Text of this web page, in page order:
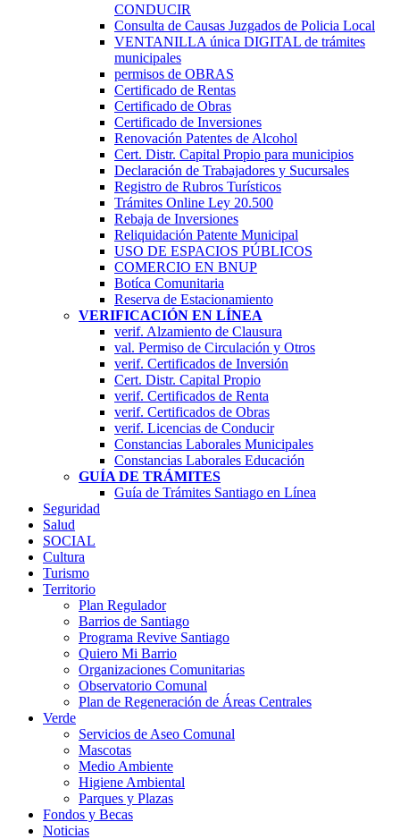
CONDUCIR
Consulta de Causas Juzgados de Policia Local
VENTANILLA única DIGITAL de trámites
municipales
permisos de OBRAS
Certificado de Rentas
Certificado de Obras
Certificado de Inversiones
Renovación Patentes de Alcohol
Cert. Distr. Capital Propio para municipios
Declaración de Trabajadores y Sucursales
Registro de Rubros Turí­sticos
Trámites Online Ley 20.500
Rebaja de Inversiones
Reliquidación Patente Municipal
USO DE ESPACIOS PÚBLICOS
COMERCIO EN BNUP
Botíca Comunitaria
Reserva de Estacionamiento
VERIFICACIÓN EN LÍNEA
verif. Alzamiento de Clausura
val. Permiso de Circulación y Otros
verif. Certificados de Inversión
Cert. Distr. Capital Propio
verif. Certificados de Renta
verif. Certificados de Obras
verif. Licencias de Conducir
Constancias Laborales Municipales
Constancias Laborales Educación
GUÍA DE TRÁMITES
Guía de Trámites Santiago en Línea
Seguridad
Salud
SOCIAL
Cultura
Turismo
Territorio
Plan Regulador
Barrios de Santiago
Programa Revive Santiago
Quiero Mi Barrio
Organizaciones Comunitarias
Observatorio Comunal
Plan de Regeneración de Áreas Centrales
Verde
Servicios de Aseo Comunal
Mascotas
Medio Ambiente
Higiene Ambiental
Parques y Plazas
Fondos y Becas
Noticias